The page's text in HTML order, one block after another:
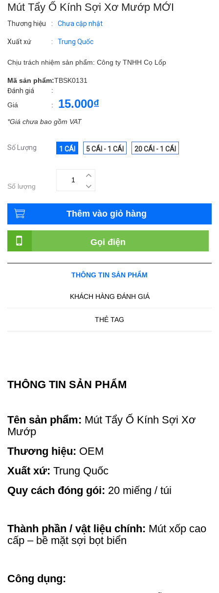
Mút Tẩy Ố Kính Sợi Xơ Mướp MỚI
Thương hiệu : Chưa cập nhật
Xuất xứ : Trung Quốc
Chịu trách nhiệm sản phẩm: Công ty TNHH Cọ Lốp
Mã sản phẩm:TBSK0131
Đánh giá
:
Giá
: 15.000₫
*Giá chưa bao gồm VAT
Số Lượng 1 CÁI 5 CÁI - 1 CÁI 20 CÁI - 1 CÁI
Số lượng
Thêm vào giỏ hàng
Gọi điện
THÔNG TIN SẢN PHẨM
KHÁCH HÀNG ĐÁNH GIÁ
THẺ TAG
THÔNG TIN SẢN PHẨM
Tên sản phẩm: Mút Tẩy Ố Kính Sợi Xơ
Mướp
Thương hiệu: OEM
Xuất xứ: Trung Quốc
Quy cách đóng gói: 20 miếng / túi
Thành phần / vật liệu chính: Mút xốp cao
cấp – bề mặt sợi bọt biển
Công dụng: